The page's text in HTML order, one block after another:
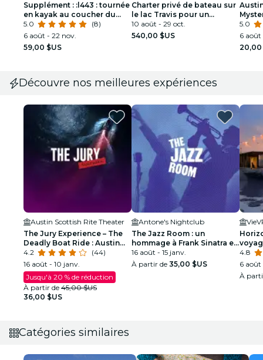
Supplément : :l443 : tournée
en kayak au coucher du
soleil
5.0
(8)
6 août - 22 nov.
59,00 $US
Charter privé de bateau sur
le lac Travis pour un
maximum de 12 personnes
10 août - 29 oct.
540,00 $US
Pub
5.0
6 août
20,00
Découvre nos meilleures expériences
Austin Scottish Rite Theater
The Jury Experience – The
Deadly Boat Ride : Austin
parviendra-t-il à rendre
justice ?
4.2
(44)
16 août - 10 janv.
Jusqu'à 20 % de réduction
À partir de 45,00 $US
36,00 $US
Antone's Nightclub
The Jazz Room : un
hommage à Frank Sinatra et
Louis Armstrong
16 août - 15 janv.
À partir de 35,00 $US
4.8
6
À
Catégories similaires